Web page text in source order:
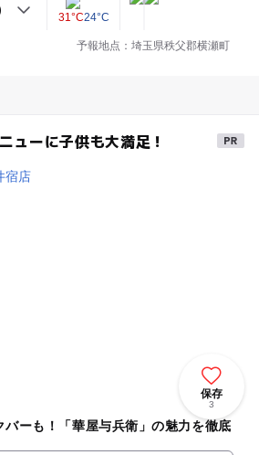
31°C24°C
予報地点：埼玉県秩父郡横瀬町
ューに子供も大満足！
保存
3
ーも！「華屋与兵衛」の魅力を徹底